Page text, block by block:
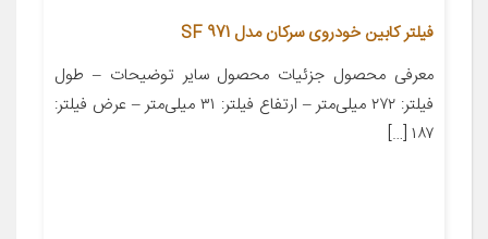
فیلتر کابین خودروی سرکان مدل SF 971
معرفی محصول جزئیات محصول سایر توضیحات – طول
فیلتر: ۲۷۲ میلی‌متر – ارتفاع فیلتر: ۳۱ میلی‌متر – عرض فیلتر:
۱۸۷ […]